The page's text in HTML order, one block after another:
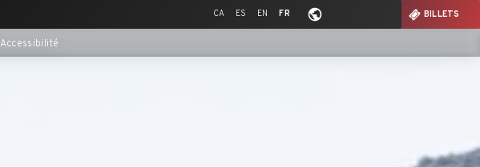
CA ES EN FR BILLETS
Accessibilité